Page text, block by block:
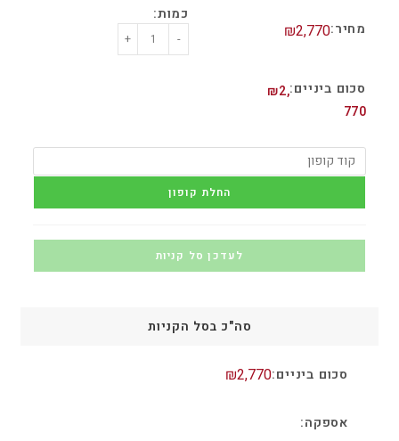
₪2,770
-
+
₪2,
770
החלת קופון
לעדכן סל קניות
סה"כ בסל הקניות
₪2,770